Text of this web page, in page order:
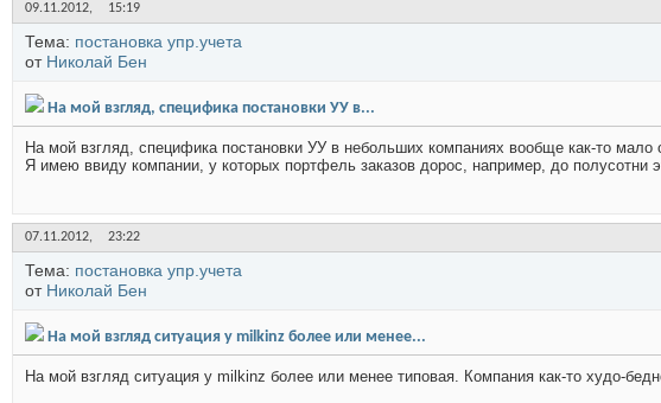
09.11.2012, 15:19
Тема: постановка упр.учета
от Николай Бен
На мой взгляд, специфика постановки УУ в...
На мой взгляд, специфика постановки УУ в небольших компаниях вообще как-то мало
Я имею ввиду компании, у которых портфель заказов дорос, например, до полусотни
07.11.2012, 23:22
Тема: постановка упр.учета
от Николай Бен
На мой взгляд ситуация у milkinz более или менее...
На мой взгляд ситуация у milkinz более или менее типовая. Компания как-то худо-